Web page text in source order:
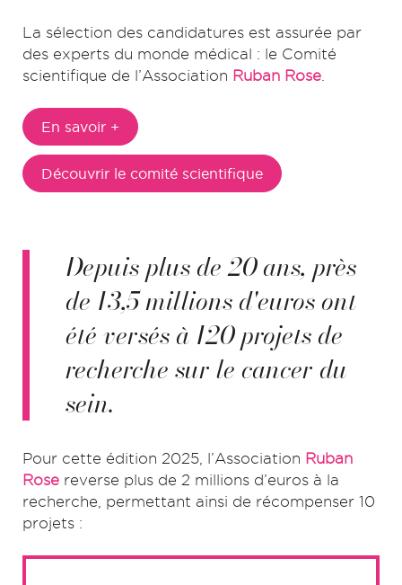
La sélection des candidatures est assurée par
des experts du monde médical : le Comité
scientifique de l’Association Ruban Rose
En savoir +
Découvrir le comité scientifique
Depuis plus de 20 ans, près
de 13,5 millions d'euros ont
été versés à 120 projets de
recherche sur le cancer du
sein.
Pour cette édition 2025, l’Association Ruban
Rose reverse plus de 2 millions d’euros à la
recherche, permettant ainsi de récompenser 10
projets :